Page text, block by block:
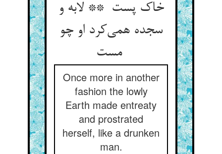
خاک پست ** لابه و
سجده همی‌کرد او چو
مست
Once more in another
fashion the lowly
Earth made entreaty
and prostrated
herself, like a drunken
man.